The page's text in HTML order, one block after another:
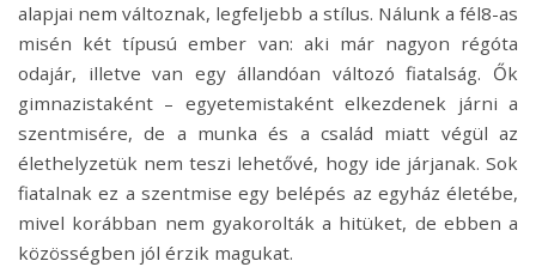
alapjai nem változnak, legfeljebb a stílus. Nálunk a fél8-as
misén két típusú ember van: aki már nagyon régóta
odajár, illetve van egy állandóan változó fiatalság. Ők
gimnazistaként – egyetemistaként elkezdenek járni a
szentmisére, de a munka és a család miatt végül az
élethelyzetük nem teszi lehetővé, hogy ide járjanak. Sok
fiatalnak ez a szentmise egy belépés az egyház életébe,
mivel korábban nem gyakorolták a hitüket, de ebben a
közösségben jól érzik magukat.